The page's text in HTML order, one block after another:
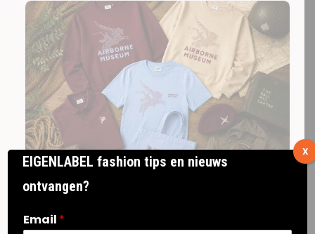
EIGENLABEL fashion tips en nieuws
ontvangen?
Email *
X